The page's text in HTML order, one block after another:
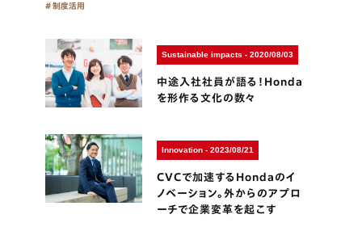
制度活用
Sustainable impacts - 2020/08/03
中途入社社員が語る！Honda
を形作る文化の数々
Innovation - 2023/08/21
CVCで加速するHondaのイ
ノベーション。外からのアプロ
ーチで企業変革を起こす